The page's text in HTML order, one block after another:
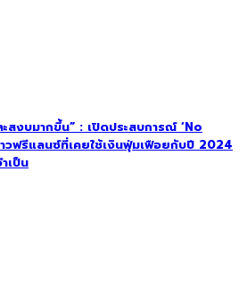
สงบมากขึ้น” : เปิดประสบการณ์ ‘No
วฟรีแลนซ์ที่เคยใช้เงินฟุ่มเฟือยกับปี 2024
เป็น